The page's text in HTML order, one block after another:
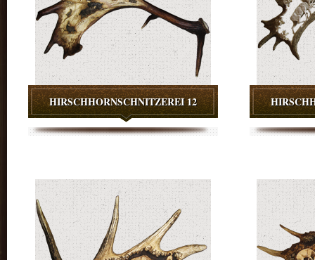
HIRSCHHORNSCHNITZEREI 12